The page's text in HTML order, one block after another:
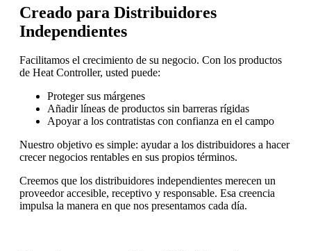
Creado para Distribuidores
Independientes
Facilitamos el crecimiento de su negocio. Con los productos
de Heat Controller, usted puede:
Proteger sus márgenes
Añadir líneas de productos sin barreras rígidas
Apoyar a los contratistas con confianza en el campo
Nuestro objetivo es simple: ayudar a los distribuidores a hacer
crecer negocios rentables en sus propios términos.
Creemos que los distribuidores independientes merecen un
proveedor accesible, receptivo y responsable. Esa creencia
impulsa la manera en que nos presentamos cada día.